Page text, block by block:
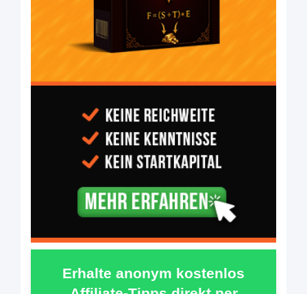
Erhalte anonym kostenlos